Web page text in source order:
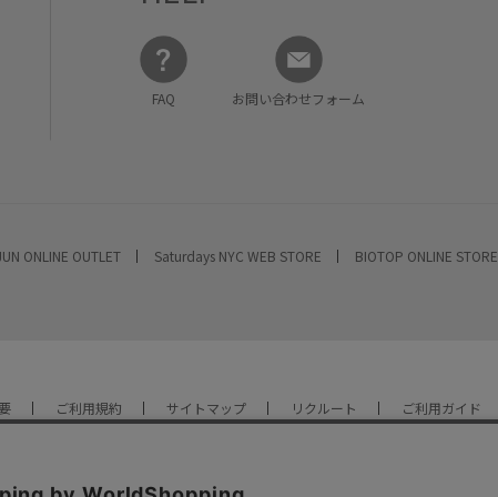
FAQ お問い合わせフォーム
ONLINE OUTLET Saturdays NYC WEB STORE
BIOTOP ONLINE STORE
ご利用規約 サイトマップ リクルート ご利用ガイド